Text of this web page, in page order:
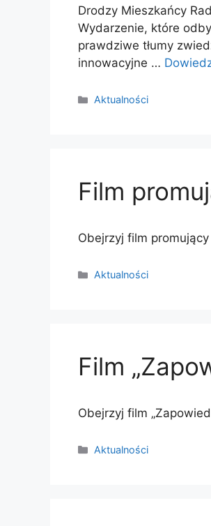
Drodzy Mieszkańcy
Wydarzenie, które
prawdziwe tłumy
innowacyjne …
Kategorie
Aktualności
Film
Obejrzyj film
Kategorie
Aktualności
Film
Obejrzyj film
Kategorie
Aktualności